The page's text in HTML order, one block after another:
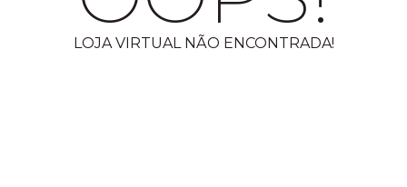
LOJA VIRTUAL NÃO ENCONTRADA!